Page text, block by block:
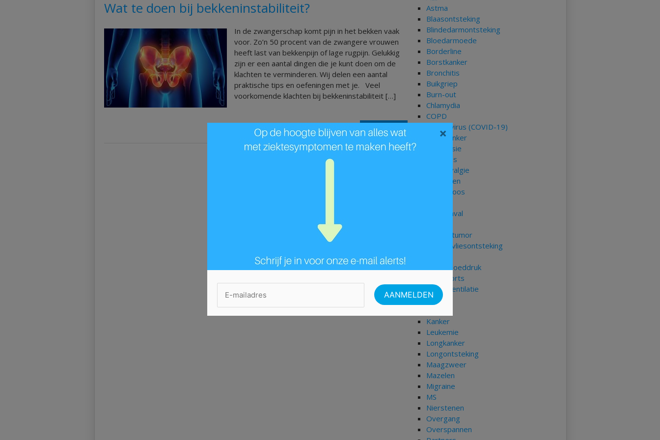
Wat te doen bij bekkeninstabiliteit?
In de zwangerschap komt pijn in het bekken vaak
voor. Zo’n 50 procent van de zwangere vrouwen
heeft last van bekkenpijn of lage rugpijn. Gelukkig
zijn er een aantal dingen die je kunt doen om de
klachten te verminderen. Wij delen een aantal
praktische tips en oefeningen met je. Veel
voorkomende klachten bij bekkeninstabiliteit […]
Lees Meer »
Astma
Blaasontsteking
Blindedarmontsteking
Bloedarmoede
Borderline
Borstkanker
Bronchitis
Buikgriep
Burn-out
Chlamydia
COPD
Coronavirus (COVID-19)
Darmkanker
Depressie
Diabetes
Fibromyalgie
Galstenen
Gordelroos
Hartaanval
Hersentumor
Hersenvliesontsteking
Hoge bloeddruk
Hooikoorts
Hyperventilatie
Ischias
Kanker
Leukemie
Longkanker
Longontsteking
Maagzweer
Mazelen
Migraine
MS
Nierstenen
Overgang
Overspannen
×